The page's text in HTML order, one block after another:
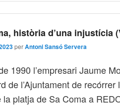
història d’una injustícia
perAntoni Sansó Servera
1990 l’empresari Jaume
de l’Ajuntament de
la platja de Sa Coma a